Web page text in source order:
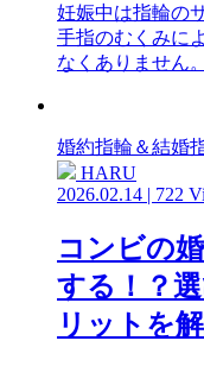
妊娠中は指輪の
手指のむくみに
なくありません
婚約指輪＆結婚
HARU
2026.02.14 | 722
コンビの
する！？
リットを